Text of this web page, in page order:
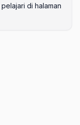
di halaman